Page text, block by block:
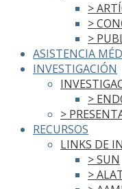
>
>
>
ASISTENCIA
INVESTIGACIÓN
>
>
RECURSOS
LINKS DE
> SUN
>